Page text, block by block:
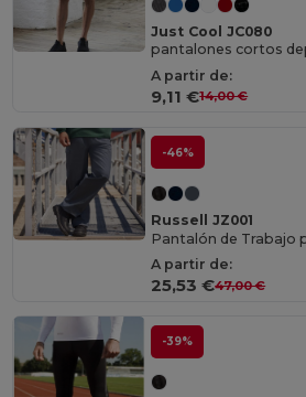
Just Cool JC080
pantalones cortos
A partir de:
9,11 €14,00 €
-46%
Russell JZ001
Pantalón de Trabajo
A partir de:
25,53 €47,00 €
-39%